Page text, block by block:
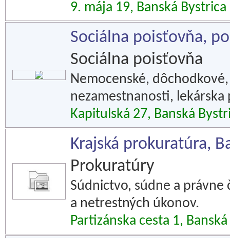
9. mája 19, Banská Bystrica
Sociálna poisťovňa,
Sociálna poisťovňa
Nemocenské,
nezamestnanosti,
Kapitulská 27, Banská
Krajská prokuratúra,
Prokuratúry
Súdnictvo, súdne a
a netrestných úkonov.
Partizánska cesta 1,